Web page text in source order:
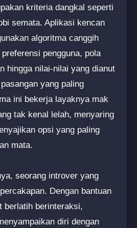
kriteria dangkal seperti
semata. Aplikasi kencan
algoritma canggih
pengguna, pola
hingga nilai-nilai yang dianut
yang paling
ini bekerja layaknya mak
tak kenal lelah, menyaring
opsi yang paling
mata.
seorang introver yang
Dengan bantuan
berlatih berinteraksi,
diri dengan